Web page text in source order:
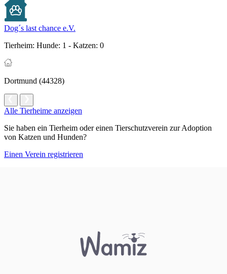
Dog´s last chance e.V.
Tierheim: Hunde: 1 - Katzen: 0
Dortmund (44328)
Alle Tierheime anzeigen
Sie haben ein Tierheim oder einen Tierschutzverein zur Adoption
von Katzen und Hunden?
Einen Verein registrieren